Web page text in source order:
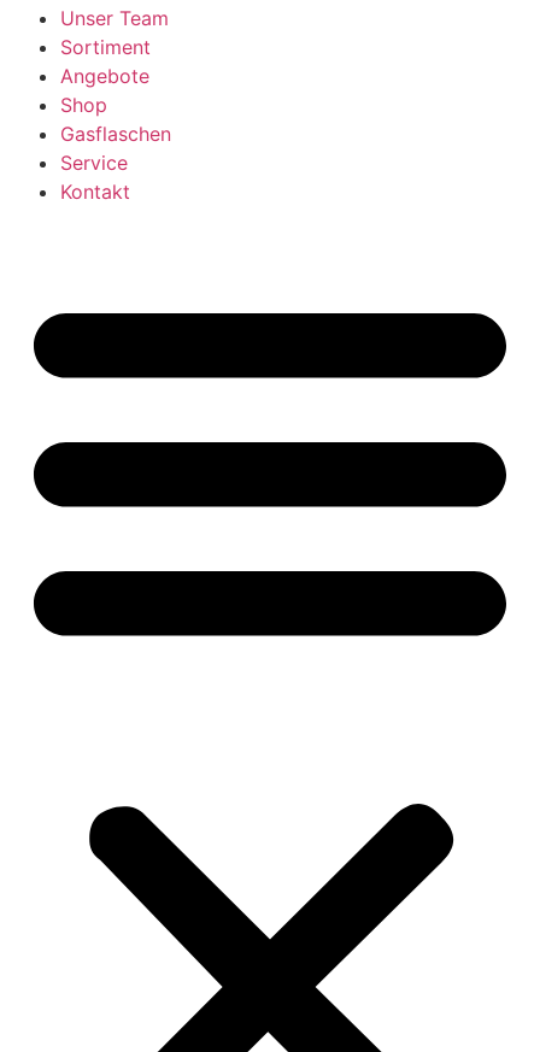
Unser Team
Sortiment
Angebote
Shop
Gasflaschen
Service
Kontakt